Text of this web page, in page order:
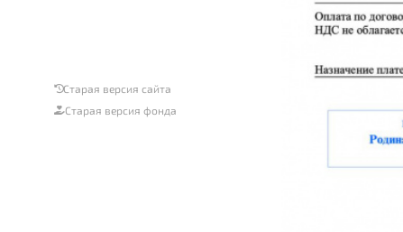
Старая версия сайта
Старая версия фонда